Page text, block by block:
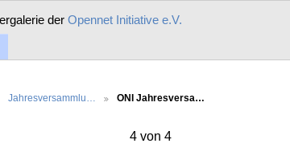
derOpennet Initiative e.V.
Jahresversammlu… ONI Jahresversa…
4 von 4